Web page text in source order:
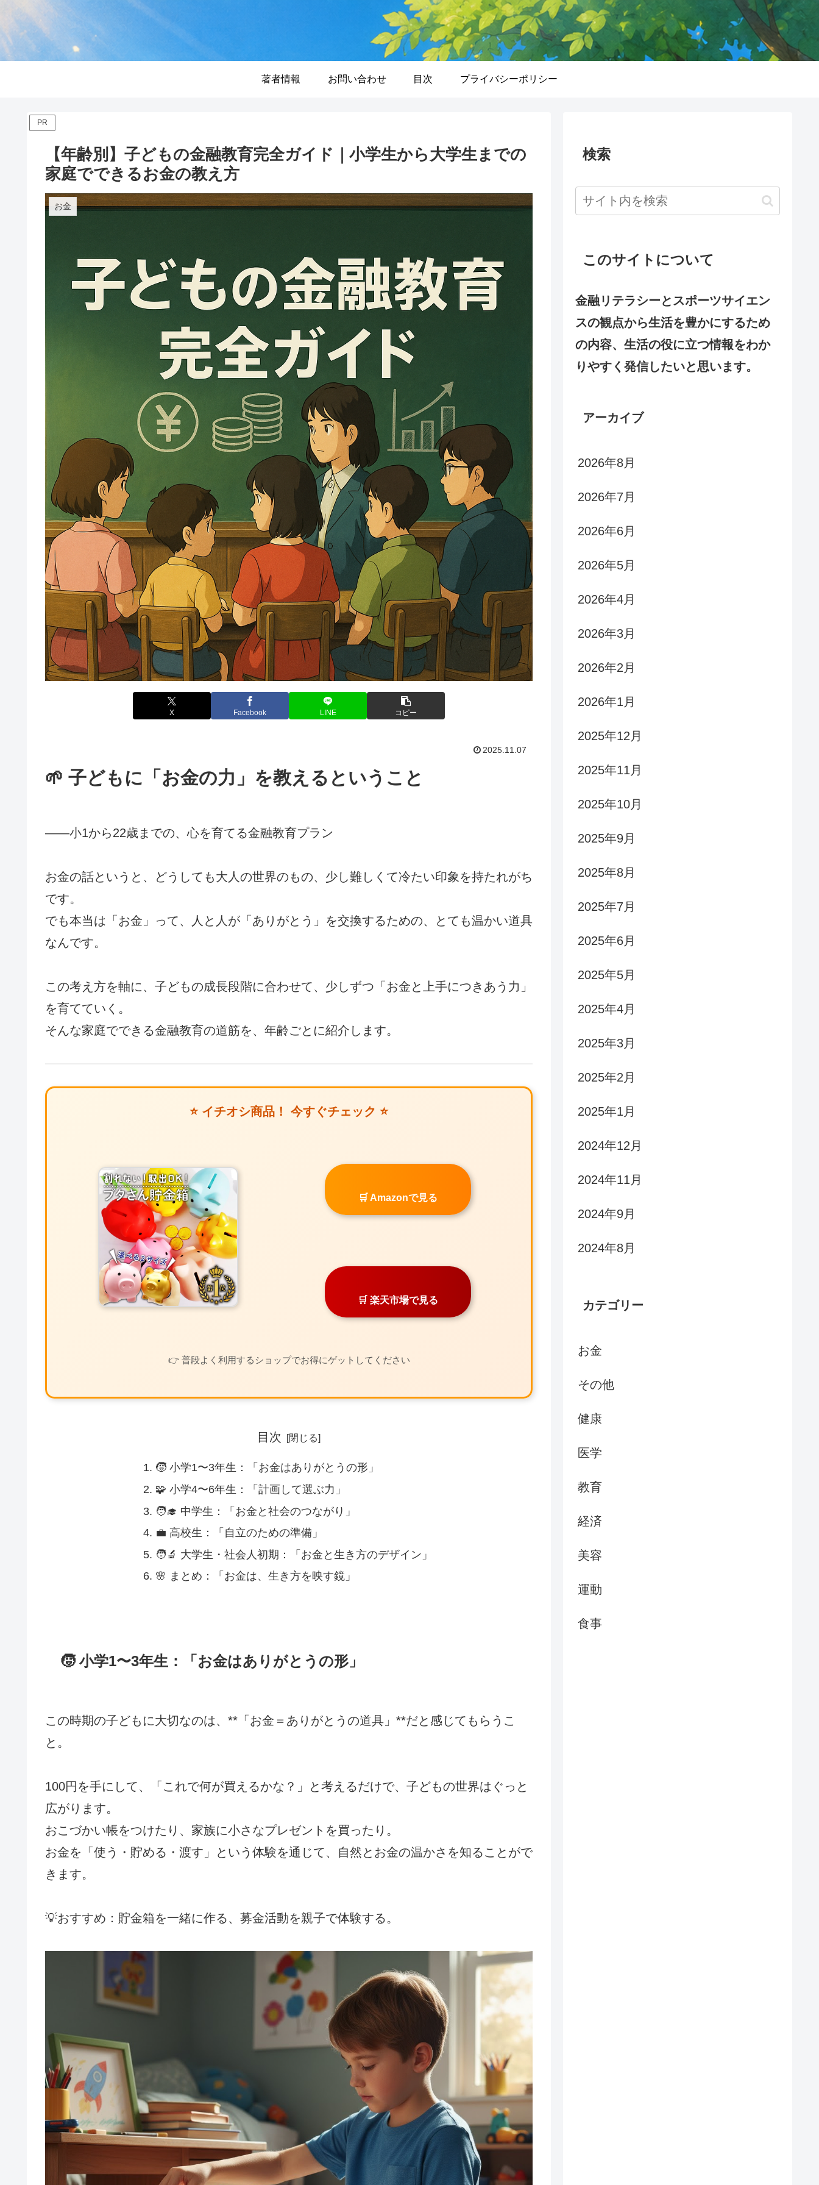
著者情報 お問い合わせ 目次 プライバシーポリシー
PR
【年齢別】子どもの金融教育完全ガイド｜小学生から大学生までの
家庭でできるお金の教え方
お金
X Facebook LINE コピー
2025.11.07
🌱 子どもに「お金の力」を教えるということ
――小1から22歳までの、心を育てる金融教育プラン
お金の話というと、どうしても大人の世界のもの、少し難しくて冷たい印象を持たれがち
です。
でも本当は「お金」って、人と人が「ありがとう」を交換するための、とても温かい道具
なんです。
この考え方を軸に、子どもの成長段階に合わせて、少しずつ「お金と上手につきあう力」
を育てていく。
そんな家庭でできる金融教育の道筋を、年齢ごとに紹介します。
⭐ イチオシ商品！ 今すぐチェック ⭐
🛒 Amazonで見る
🛒 楽天市場で見る
👉 普段よく利用するショップでお得にゲットしてください
目次
🧒 小学1〜3年生：「お金はありがとうの形」
🧩 小学4〜6年生：「計画して選ぶ力」
🧑‍🎓 中学生：「お金と社会のつながり」
💼 高校生：「自立のための準備」
🧑‍🔬 大学生・社会人初期：「お金と生き方のデザイン」
🌸 まとめ：「お金は、生き方を映す鏡」
🧒 小学1〜3年生：「お金はありがとうの形」
この時期の子どもに大切なのは、**「お金＝ありがとうの道具」**だと感じてもらうこ
と。
100円を手にして、「これで何が買えるかな？」と考えるだけで、子どもの世界はぐっと
広がります。
おこづかい帳をつけたり、家族に小さなプレゼントを買ったり。
お金を「使う・貯める・渡す」という体験を通じて、自然とお金の温かさを知ることがで
きます。
💡おすすめ：貯金箱を一緒に作る、募金活動を親子で体験する。
検索
このサイトについて
金融リテラシーとスポーツサイエン
スの観点から生活を豊かにするため
の内容、生活の役に立つ情報をわか
りやすく発信したいと思います。
アーカイブ
2026年8月
2026年7月
2026年6月
2026年5月
2026年4月
2026年3月
2026年2月
2026年1月
2025年12月
2025年11月
2025年10月
2025年9月
2025年8月
2025年7月
2025年6月
2025年5月
2025年4月
2025年3月
2025年2月
2025年1月
2024年12月
2024年11月
2024年9月
2024年8月
カテゴリー
お金
その他
健康
医学
教育
経済
美容
運動
食事